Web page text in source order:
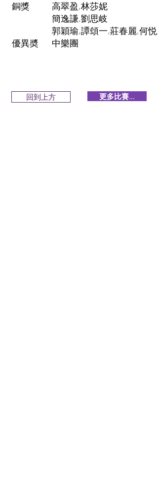
​銅獎
優異奬
高翠盈,林莎妮
簡逸謙,劉思岐
郭穎瑜,譚頌一,莊春麗,何悦,
中樂團
回到上方 更多比賽...